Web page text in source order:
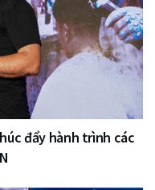
đẩy hành trình các